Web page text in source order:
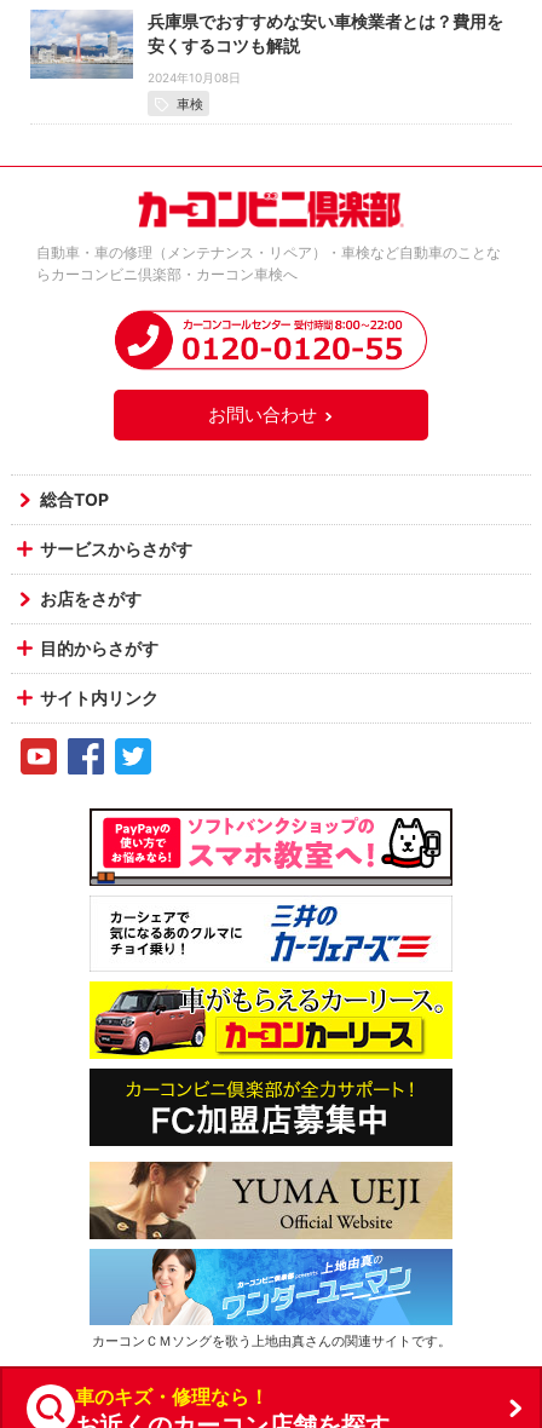
兵庫県でおすすめな安い車検業者とは？費用を
安くするコツも解説
2024年10月08日
車検
車のキズ・修理なら！
自動車・車の修理（メンテナンス・リペア）・車検など自動車のことな
らカーコンビニ倶楽部・カーコン車検へ
お問い合わせ
総合TOP
サービスからさがす
お店をさがす
目的からさがす
サイト内リンク
カーコンＣＭソングを歌う上地由真さんの関連サイトです。